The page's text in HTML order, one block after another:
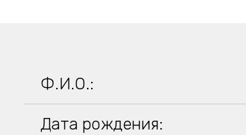
Ф.И.О.:
Дата рождения: